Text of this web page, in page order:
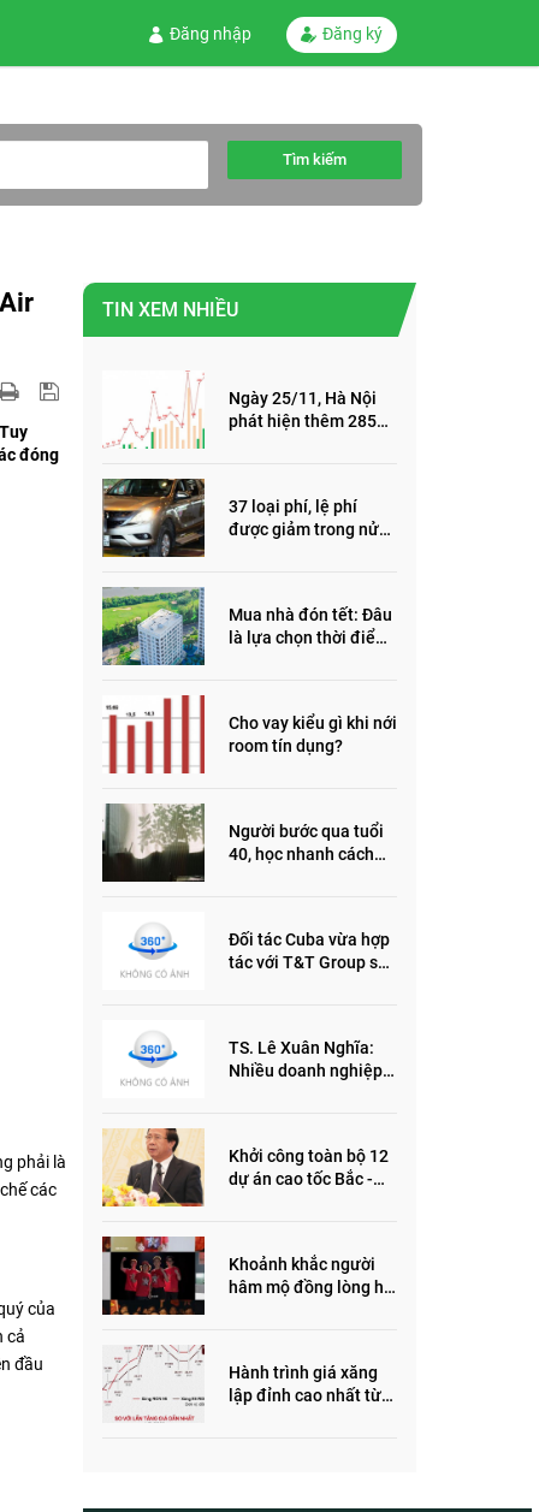
Đăng nhập Đăng ký
Tìm kiếm
đóng
phải là
các
của
cả
đầu
TIN XEM NHIỀU
Ngày 25/11, Hà Nội
phát hiện thêm 285
37 loại phí, lệ phí
được giảm trong nửa
Mua nhà đón tết: Đâu
là lựa chọn thời điểm
Cho vay kiểu gì khi nới
room tín dụng?
Người bước qua tuổi
40, học nhanh cách
Đối tác Cuba vừa hợp
tác với T&T Group sản
TS. Lê Xuân Nghĩa:
Nhiều doanh nghiệp
Khởi công toàn bộ 12
dự án cao tốc Bắc -
Khoảnh khắc người
hâm mộ đồng lòng hô
Hành trình giá xăng
lập đỉnh cao nhất từ